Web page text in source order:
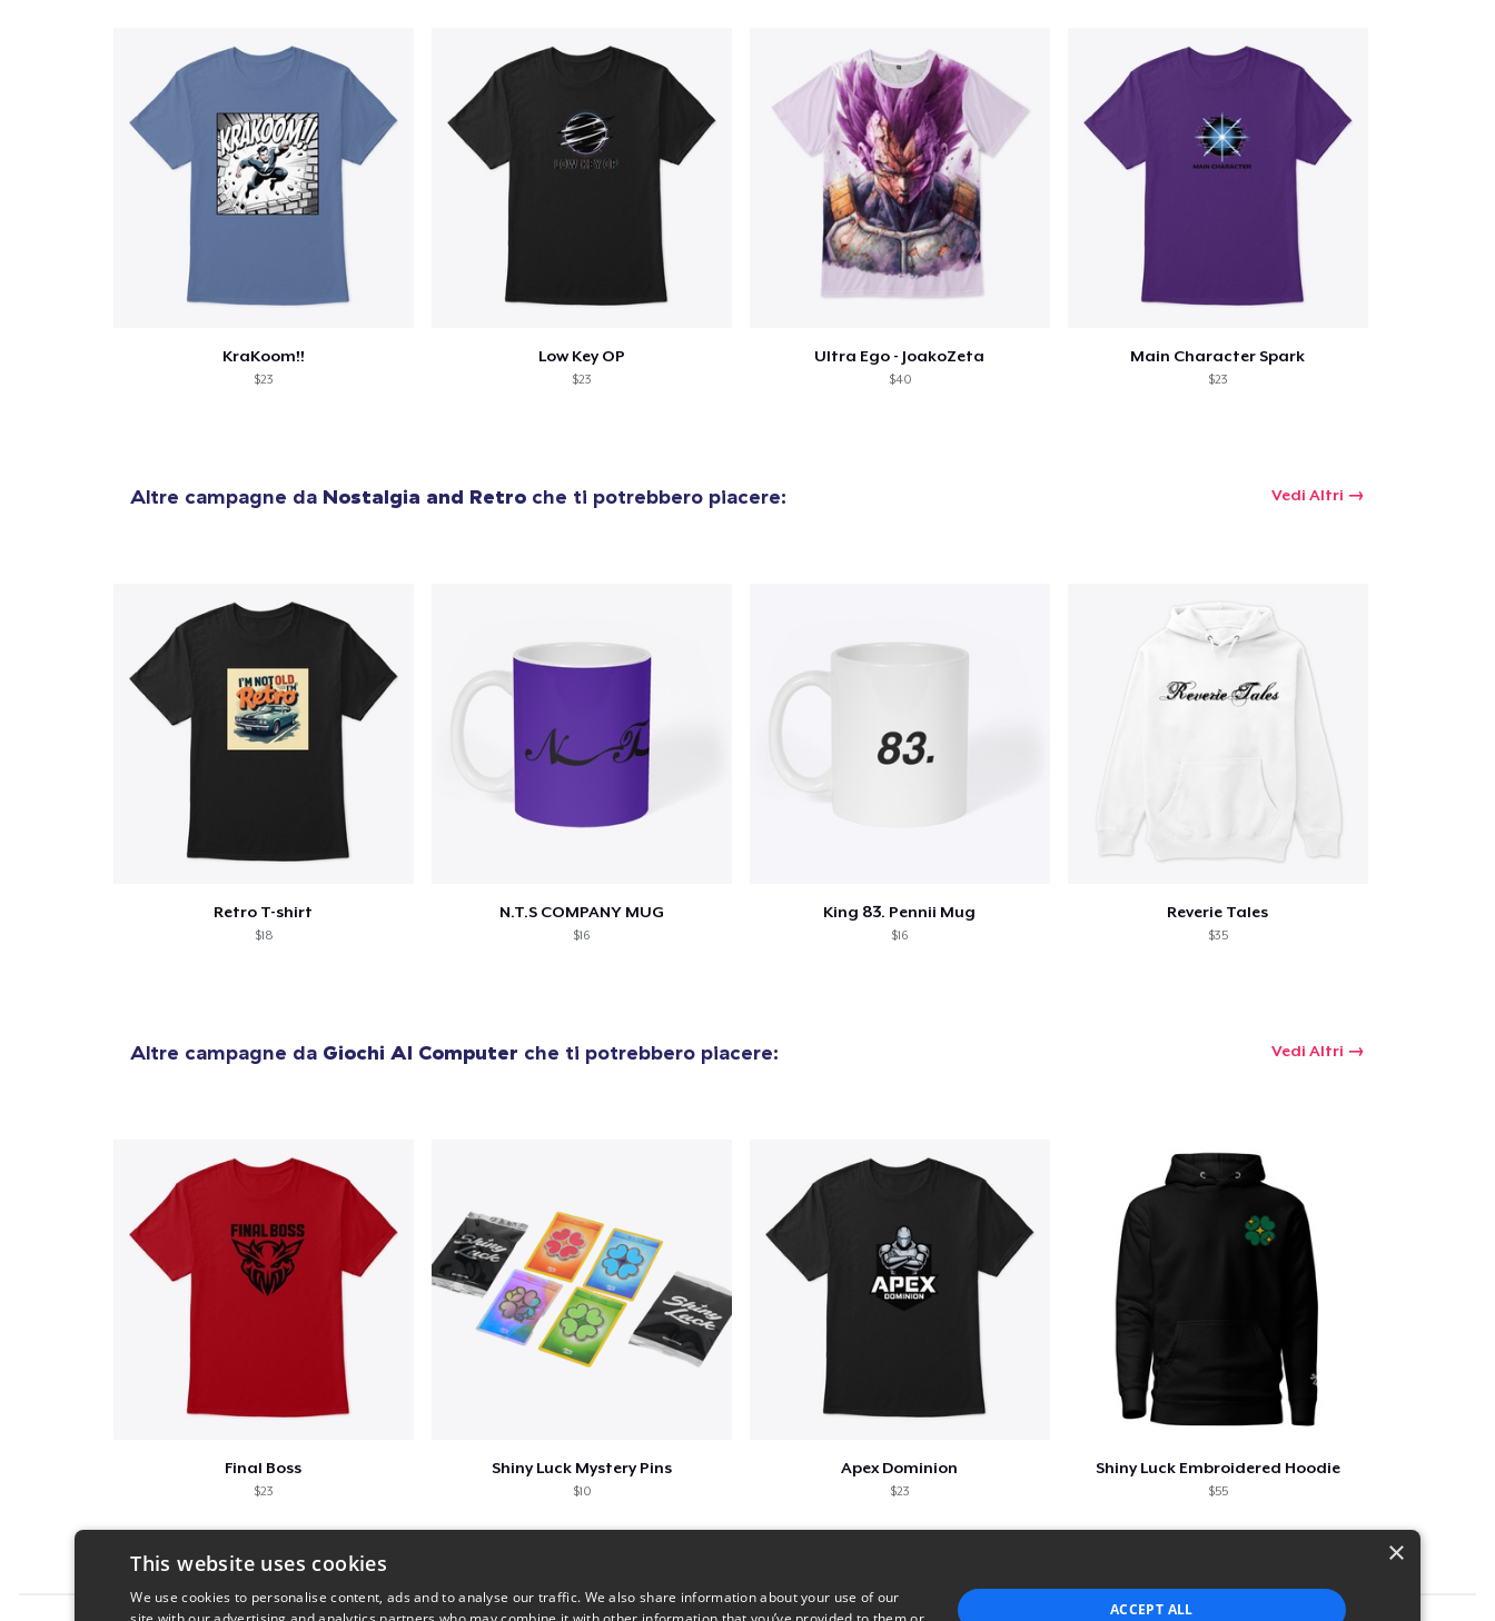
KraKoom!!
$23
Low Key OP
$23
Ultra Ego - JoakoZeta
$40
Main Character Spark
$23
Altre campagne da Nostalgia and Retro che ti potrebbero piacere: Vedi Altri
Retro T-shirt
$18
N.T.S COMPANY MUG
$16
King 83. Pennii Mug
$16
Reverie Tales
$35
Altre campagne da Giochi Al Computer che ti potrebbero piacere: Vedi Altri
Final Boss
$23
Shiny Luck Mystery Pins
$10
Apex Dominion
$23
Shiny Luck Embroidered Hoodie
$55
Procedi alla Pagina di
Continua a Comprare
Die Cut Sticker
6,99 USD
23,99 USD
×
This website uses cookies
We use cookies to personalise content, ads and to analyse our traffic. We also share information about your use of our
ACCEPT ALL